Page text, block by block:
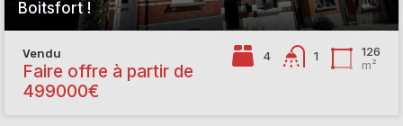
Boitsfort !
Vendu
Faire offre à partir de
499000€
4 1
126
m²